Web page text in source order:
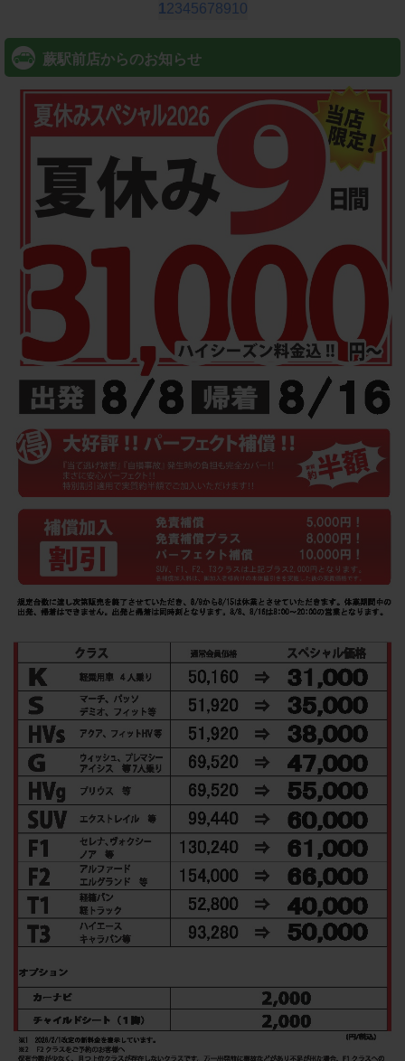
1 2345678910
蕨駅前店からのお知らせ